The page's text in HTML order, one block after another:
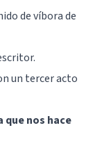
de víbora de
un tercer acto
que nos hace